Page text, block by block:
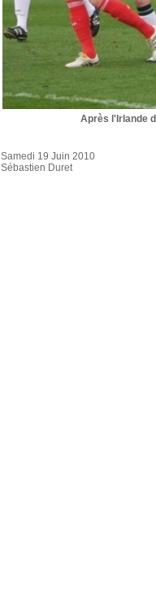
Après l'Irlande
Samedi 19 Juin 2010
Sébastien Duret